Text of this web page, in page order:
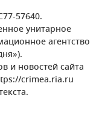
57640.
унитарное
агентство
и новостей сайта
crimea.ria.ru